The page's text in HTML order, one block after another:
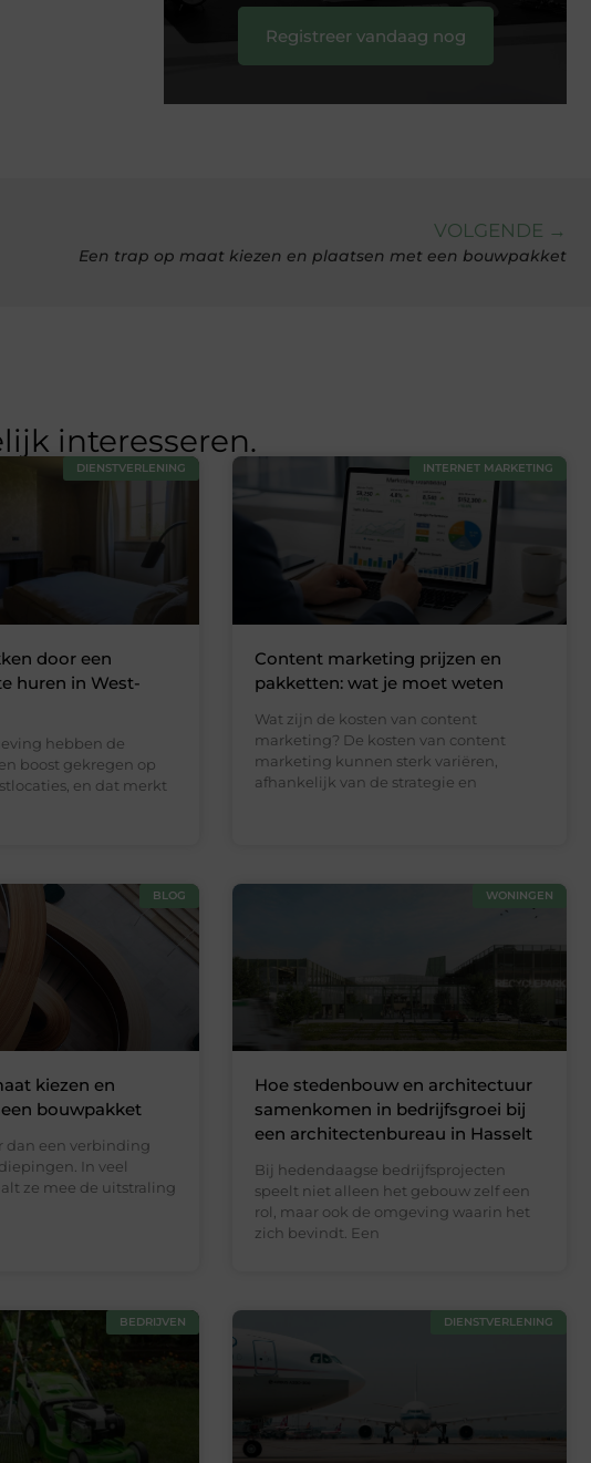
Registreer vandaag nog
VOLGENDE →
Een trap op maat kiezen en plaatsen met een bouwpakket
interesseren.
DIENSTVERLENING
door een
huren in West-
hebben de
boost gekregen op
en dat merkt
INTERNET MARKETING
Content marketing prijzen en
pakketten: wat je moet weten
Wat zijn de kosten van content
marketing? De kosten van content
marketing kunnen sterk variëren,
afhankelijk van de strategie en
BLOG
kiezen en
bouwpakket
dan een verbinding
In veel
ze mee de uitstraling
WONINGEN
Hoe stedenbouw en architectuur
samenkomen in bedrijfsgroei bij
een architectenbureau in Hasselt
Bij hedendaagse bedrijfsprojecten
speelt niet alleen het gebouw zelf een
rol, maar ook de omgeving waarin het
zich bevindt. Een
BEDRIJVEN DIENSTVERLENING